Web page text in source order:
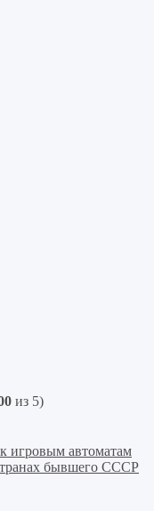
из 5)
игровым автоматам
бывшего СССР